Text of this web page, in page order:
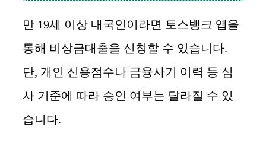
만 19세 이상 내국인이라면 토스뱅크 앱을
통해 비상금대출을 신청할 수 있습니다.
단, 개인 신용점수나 금융사기 이력 등 심
사 기준에 따라 승인 여부는 달라질 수 있
습니다.